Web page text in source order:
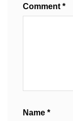
Comment *
Name *